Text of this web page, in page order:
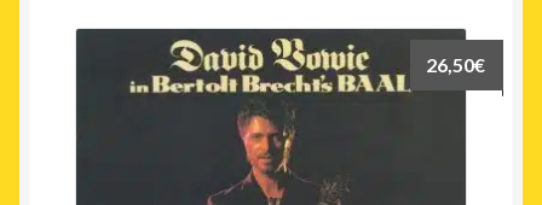
26,50€